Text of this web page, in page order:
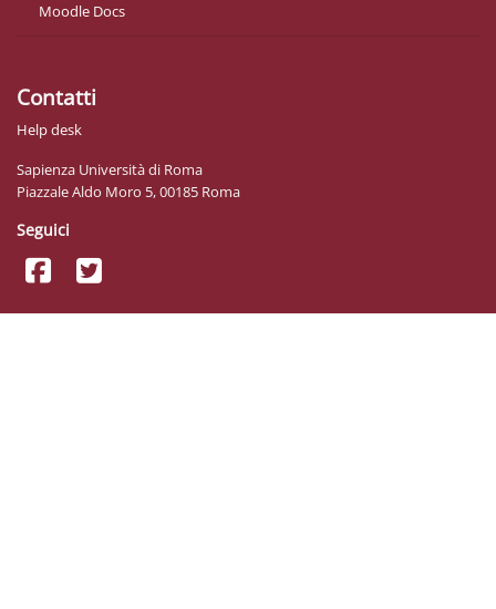
Moodle Docs
Contatti
Help desk
Sapienza Università di Roma
Piazzale Aldo Moro 5, 00185 Roma
Seguici